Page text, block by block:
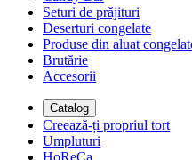
Seturi de prăjituri
Deserturi congelate
Produse din aluat
Brutărie
Accesorii
Catalog
Creează-ți propriul tort
Umpluturi
HoReCa